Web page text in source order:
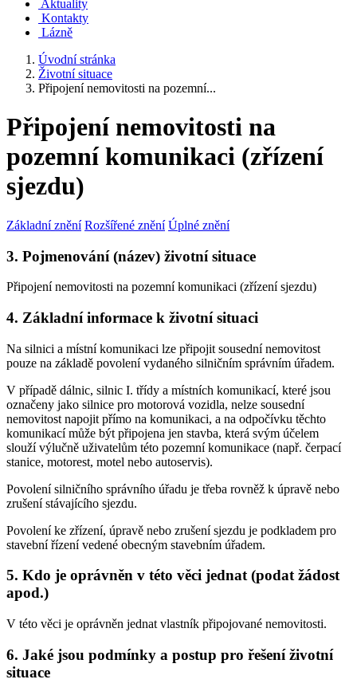
Aktuality
Kontakty
Lázně
Úvodní stránka
Životní situace
Připojení nemovitosti na pozemní...
Připojení nemovitosti na
pozemní komunikaci (zřízení
sjezdu)
Základní znění Rozšířené znění Úplné znění
3. Pojmenování (název) životní situace
Připojení nemovitosti na pozemní komunikaci (zřízení sjezdu)
4. Základní informace k životní situaci
Na silnici a místní komunikaci lze připojit sousední nemovitost
pouze na základě povolení vydaného silničním správním úřadem.
V případě dálnic, silnic I. třídy a místních komunikací, které jsou
označeny jako silnice pro motorová vozidla, nelze sousední
nemovitost napojit přímo na komunikaci, a na odpočívku těchto
komunikací může být připojena jen stavba, která svým účelem
slouží výlučně uživatelům této pozemní komunikace (např. čerpací
stanice, motorest, motel nebo autoservis).
Povolení silničního správního úřadu je třeba rovněž k úpravě nebo
zrušení stávajícího sjezdu.
Povolení ke zřízení, úpravě nebo zrušení sjezdu je podkladem pro
stavební řízení vedené obecným stavebním úřadem.
5. Kdo je oprávněn v této věci jednat (podat žádost
apod.)
V této věci je oprávněn jednat vlastník připojované nemovitosti.
6. Jaké jsou podmínky a postup pro řešení životní
situace